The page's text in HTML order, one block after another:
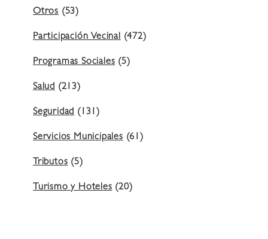
Otros (53)
Participación Vecinal (472)
Programas Sociales (5)
Salud (213)
Seguridad (131)
Servicios Municipales (61)
Tributos (5)
Turismo y Hoteles (20)